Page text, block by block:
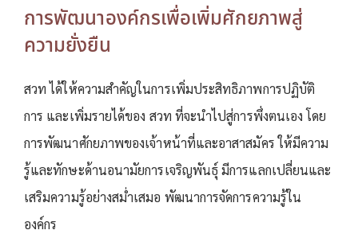
การพัฒนาองค์กรเพื่อเพิ่มศักยภาพสู่
ความยั่งยืน
สวท ได้ให้ความสำคัญในการเพิ่มประสิทธิภาพการปฏิบัติ
การ และเพิ่มรายได้ของ สวท ที่จะนำไปสู่การพึ่งตนเอง โดย
การพัฒนาศักยภาพของเจ้าหน้าที่และอาสาสมัคร ให้มีความ
รู้และทักษะด้านอนามัยการเจริญพันธุ์ มีการแลกเปลี่ยนและ
เสริมความรู้อย่างสม่ำเสมอ พัฒนาการจัดการความรู้ใน
องค์กร